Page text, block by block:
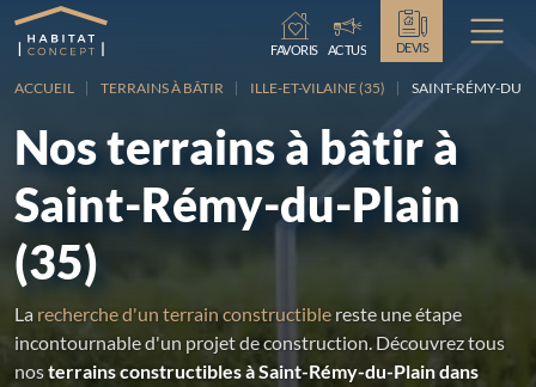
Chargement...
FAVORIS ACTUS DEVIS
ACCUEIL TERRAINS À BÂTIR ILLE-ET-VILAINE (35) SAINT-RÉMY-DU-
Nos terrains à bâtir à
Saint-Rémy-du-Plain
(35)
La recherche d'un terrain constructible reste une étape
incontournable d'un projet de construction. Découvrez tous
nosterrains constructibles à Saint-Rémy-du-Plain dans